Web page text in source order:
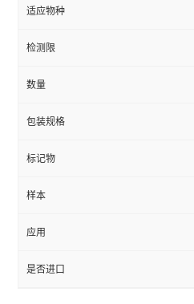
适应物种
检测限
数量
包装规格
标记物
样本
应用
是否进口